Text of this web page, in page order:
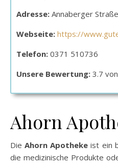
Adresse: Annaberger
Webseite: https://
Telefon: 0371 510736
Unsere Bewertung: 3.7
Ahorn
DieAhorn Apotheke ist ein
die medizinische Produkte